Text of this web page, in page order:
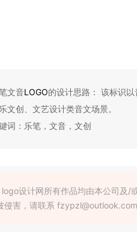
文音LOGO的设计思路： 该标识
文创、文艺设计类音文场景。
词：乐笔，文音，文创
设计网所有作品均由本公司及/
侵害，请联系